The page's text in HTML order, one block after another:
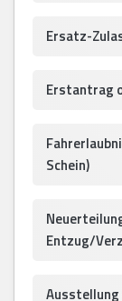
Ersatz-
Erstantrag
Schein)
Entzug/
Ausstellung